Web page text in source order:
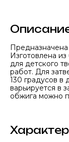
Изготовлена
для детского
работ. Для
130 градусов
варьируется в
обжига можно